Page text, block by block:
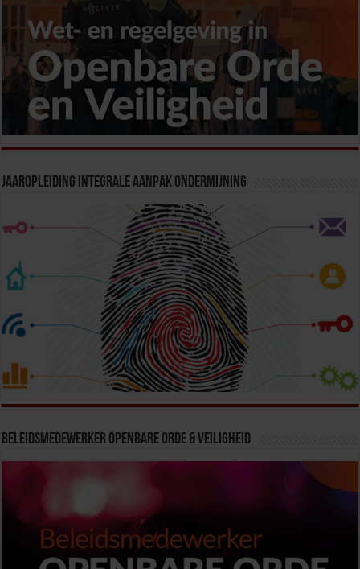
Jaaropleiding Integrale Aanpak Ondermijning
Beleidsmedewerker Openbare Orde & Veiligheid